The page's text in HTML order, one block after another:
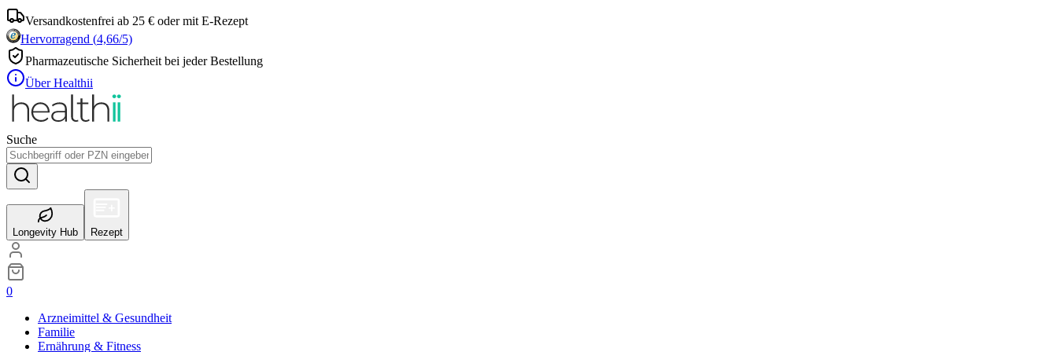
Versandkostenfrei ab 25 € oder mit E-Rezept
Hervorragend (4,66/5)
Pharmazeutische Sicherheit bei jeder Bestellung
Über Healthii
Suche
Longevity Hub Rezept
0
Arzneimittel & Gesundheit
Familie
Ernährung & Fitness